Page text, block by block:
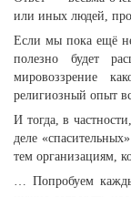
или иных людей,
Если мы пока ещё
полезно будет
мировоззрение
религиозный опыт
И тогда, в
деле
тем организациям,
… Попробуем